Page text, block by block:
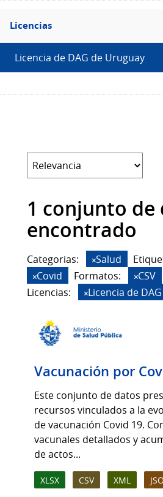
Filtro
Licencias
Licencias
Licencia de DAG de Uruguay
1 conjunto de
encontrado
Categorias: Salud
Covid
Formatos: CSV
Licencias:
Licencia de
Vacunación por
Este conjunto de datos
recursos vinculados a la
de vacunación Covid 19.
vacunales detallados y
de actos...
XLSX CSV XML